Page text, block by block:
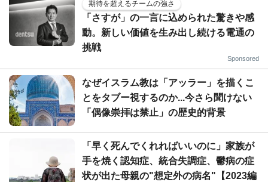
期待を超えるチームの強さ
「さすが」の一言に込められた驚きや感
動。新しい価値を生み出し続ける電通の
挑戦
Sponsored
なぜイスラム教は「アッラー」を描くこ
とをタブー視するのか...今さら聞けない
「偶像崇拝は禁止」の歴史的背景
「早く死んでくれればいいのに」家族が
手を焼く認知症、統合失調症、鬱病の症
状が出た母親の"想定外の病名"【2023編